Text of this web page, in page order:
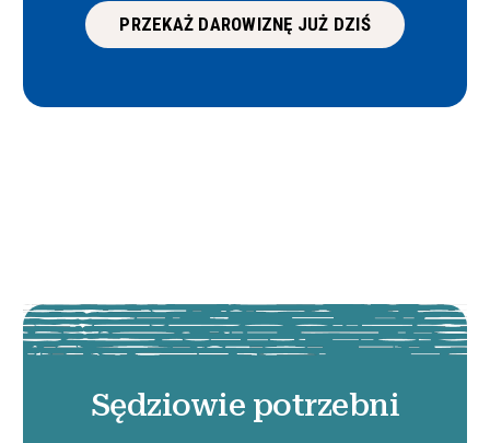
PRZEKAŻ DAROWIZNĘ JUŻ DZIŚ
Sędziowie potrzebni